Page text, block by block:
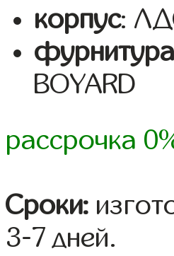
корпус:
фурнитура
BOYARD
рассрочка
Сроки:
3-7 дней.